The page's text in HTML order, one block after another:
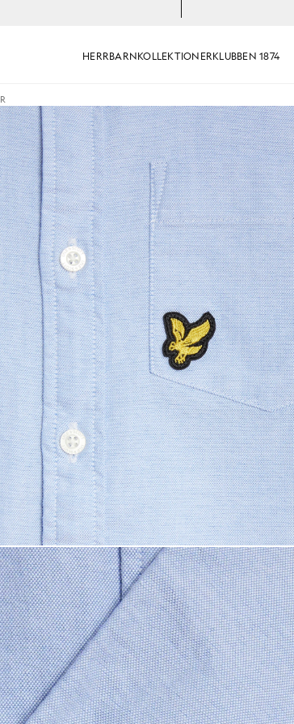
HERRBARNKOLLEKTIONERKLUBBEN 1874
med knappar i Riviera Man bär en
bär en oxfordskjorta i bomull med knappar i